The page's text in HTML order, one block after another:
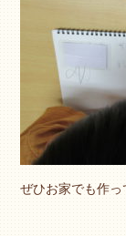
ぜひお家でも作